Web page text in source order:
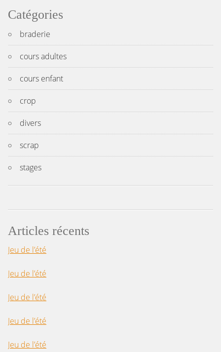
Catégories
braderie
cours adultes
cours enfant
crop
divers
scrap
stages
Articles récents
Jeu de l’été
Jeu de l’été
Jeu de l’été
Jeu de l’été
Jeu de l’été